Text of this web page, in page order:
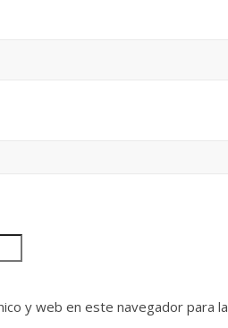
y web en este navegador para